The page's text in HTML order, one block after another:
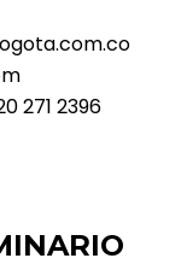
271 2396